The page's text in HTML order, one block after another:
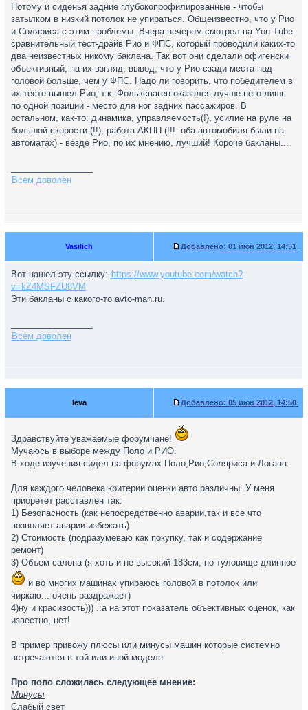
Потому и сиденья задние глубокопрофилированные - чтобы
затылком в низкий потолок не упираться. Общеизвестно, что у Рио
и Соляриса с этим проблемы. Вчера вечером смотрел на You Tube
сравнительный тест-драйв Рио и ФПС, который проводили каких-то
два неизвестных никому баклана. Так вот они сделали офигенски
объективный, на их взгляд, вывод, что у Рио сзади места над
головой больше, чем у ФПС. Надо ли говорить, что победителем в
их тесте вышел Рио, т.к. Фольксваген оказался лучше него лишь
по одной позиции - место для ног задних пассажиров. В
остальном, как-то: динамика, управляемость(!), усилие на руле на
большой скорости (!!), работа АКПП (!!! -оба автомобиля были на
автоматах) - везде Рио, по их мнению, лучший! Короче бакланы...
Всем доволен
Vasilich Добавлено: 01 июн 2012, 14:51
Вот нашел эту ссылку: https://www.youtube.com/watch?
v=kZ4MSFZU8VM
Эти бакланы с какого-то avto-man.ru.
Всем доволен
leva Добавлено: 05 июн 2012, 14:50
Здравствуйте уважаемые форумчане!
Мучаюсь в выборе между Поло и РИО.
В ходе изучения сидел на форумах Поло,Рио,Соляриса и Логана.
Для каждого человека критерии оценки авто различны. У меня
приоретет расставлен так:
1) Безопасность (как непосредственно аварии,так и все что
позволяет аварии избежать)
2) Стоимость (подразумеваю как покупку, так и содержание
ремонт)
3) Объем салона (я хоть и не высокий 183см, но туловище длинное
и во многих машинах упираюсь головой в потолок или
чиркаю... очень раздражает)
4)ну и красивость))) ..а на этот показатель объективных оценок, как
известно, нет!
В пример привожу плюсы или минусы машин которые системно
встречаются в той или иной моделе.
Про поло сложилась следующее мнение:
Минусы
Слабый свет